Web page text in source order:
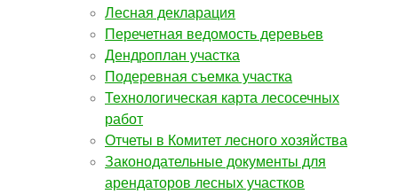
Лесная декларация
Перечетная ведомость деревьев
Дендроплан участка
Подеревная съемка участка
Технологическая карта лесосечных
работ
Отчеты в Комитет лесного хозяйства
Законодательные документы для
арендаторов лесных участков